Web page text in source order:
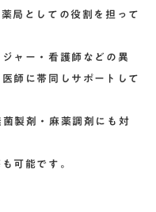
局としての役割を担って
ャー・看護師などの異
師に帯同しサポートして
製剤・麻薬調剤にも対
可能です。